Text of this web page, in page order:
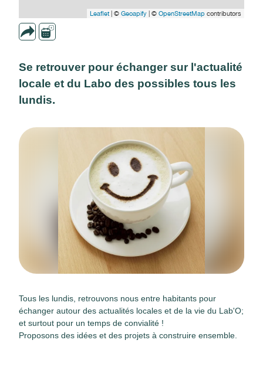
Leaflet| © Geoapify | © OpenStreetMap contributors
Se retrouver pour échanger sur l'actualité
locale et du Labo des possibles tous les
lundis.
Tous les lundis, retrouvons nous entre habitants pour
échanger autour des actualités locales et de la vie du Lab'O;
et surtout pour un temps de convialité !
Proposons des idées et des projets à construire ensemble.